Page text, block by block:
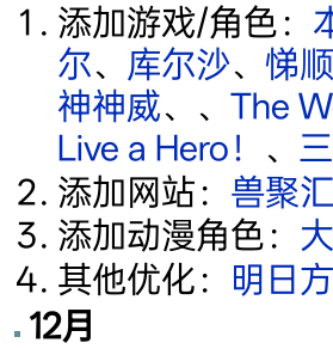
添加游戏/角色：
尔、 库尔沙、 悌顺‎
神神威、、 The
Live a Hero！ 、
添加网站： 兽聚汇
添加动漫角色：
其他优化： 明日
12月